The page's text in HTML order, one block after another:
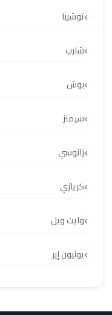
توشيبا
شارب
بوش
سيمنز
زانوسي
كريازي
وايت ويل
يونيون إير